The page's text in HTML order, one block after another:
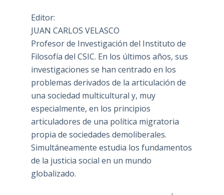
Editor:
JUAN CARLOS VELASCO
Profesor de Investigación del Instituto de
Filosofía del CSIC. En los últimos años, sus
investigaciones se han centrado en los
problemas derivados de la articulación de
una sociedad multicultural y, muy
especialmente, en los principios
articuladores de una política migratoria
propia de sociedades demoliberales.
Simultáneamente estudia los fundamentos
de la justicia social en un mundo
globalizado.